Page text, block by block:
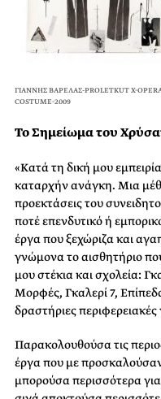
ΓΙΑΝΝΗΣ ΒΑΡΕΛΑΣ-PROLETKUT X-
COSTUME-2009
Το Σημείωμα του
«Κατά τη δική μου
καταρχήν ανάγκη. Μια
προεκτάσεις του
ποτέ επενδυτικό ή
έργα που ξεχώριζα και
γνώμονα το αισθητήριο
μου στέκια και σχολεία:
Μορφές, Γκαλερί 7,
δραστήριες
Παρακολουθούσα τις
έργα που με
μπορούσα περισσότερα